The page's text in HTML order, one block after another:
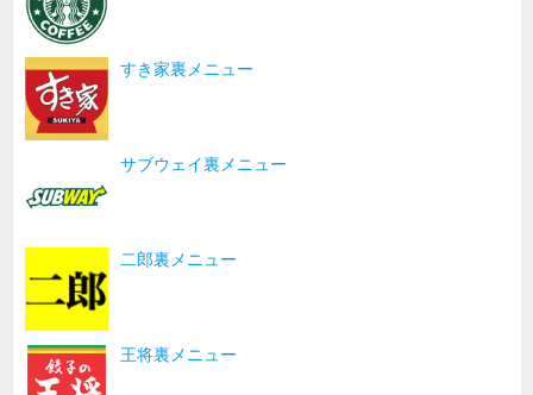
すき家裏メニュー
サブウェイ裏メニュー
二郎裏メニュー
王将裏メニュー